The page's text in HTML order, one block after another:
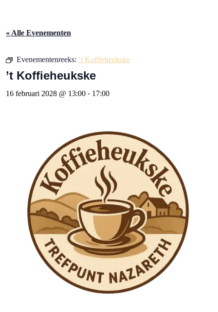
« Alle Evenementen
Evenementenreeks: ’t Koffieheukske
’t Koffieheukske
16 februari 2028 @ 13:00 - 17:00